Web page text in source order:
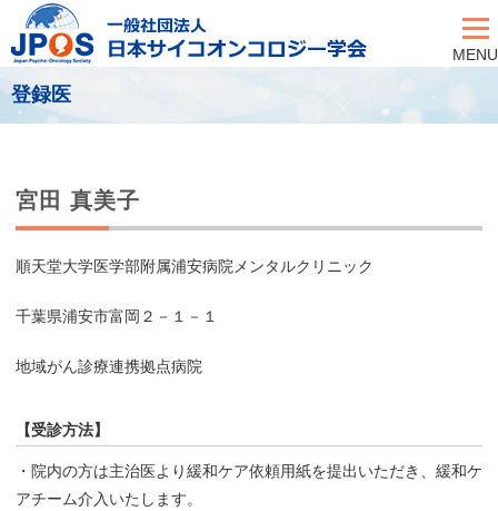
MENU
登録医
宮田 真美子
順天堂大学医学部附属浦安病院メンタルクリニック
千葉県浦安市富岡２－１－１
地域がん診療連携拠点病院
【受診方法】
・院内の方は主治医より緩和ケア依頼用紙を提出いただき、緩和ケ
アチーム介入いたします。